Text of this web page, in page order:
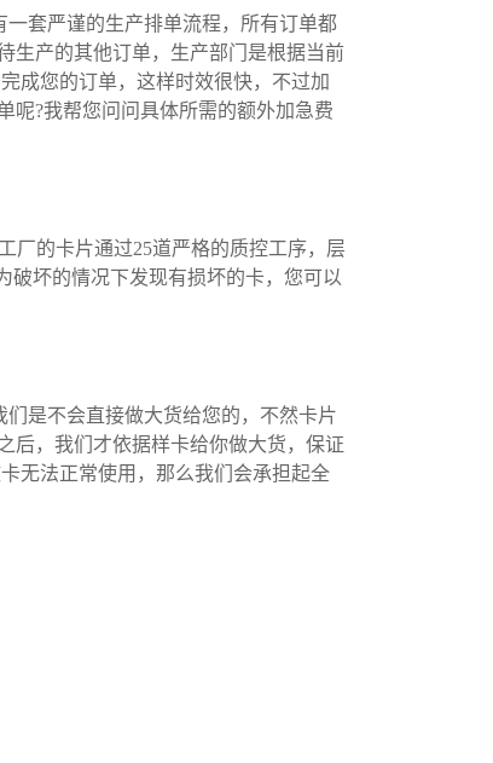
套严谨的生产排单流程，所有订单都
生产的其他订单，生产部门是根据当前
成您的订单，这样时效很快，不过加
呢?我帮您问问具体所需的额外加急费
厂的卡片通过25道严格的质控工序，层
破坏的情况下发现有损坏的卡，您可以
是不会直接做大货给您的，不然卡片
后，我们才依据样卡给你做大货，保证
无法正常使用，那么我们会承担起全